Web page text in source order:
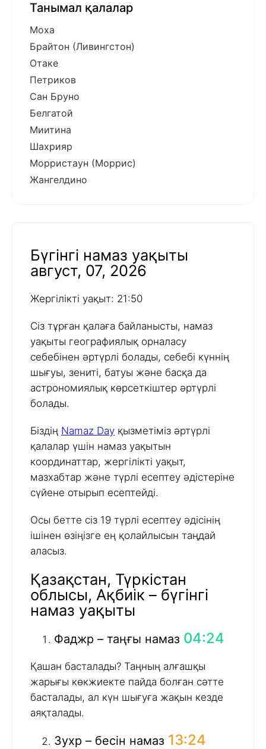
Танымал қалалар
Моха
Брайтон (Ливингстон)
Отаке
Петриков
Сан Бруно
Белгатой
Миитина
Шахрияр
Морристаун (Моррис)
Жангелдино
Бүгінгі намаз уақыты
август, 07, 2026
Жергілікті уақыт: 21:50
Сіз тұрған қалаға байланысты, намаз
уақыты географиялық орналасу
себебінен әртүрлі болады, себебі күннің
шығуы, зениті, батуы және басқа да
астрономиялық көрсеткіштер әртүрлі
болады.
Біздің Namaz Day қызметіміз әртүрлі
қалалар үшін намаз уақытын
координаттар, жергілікті уақыт,
мазхабтар және түрлі есептеу әдістеріне
сүйене отырып есептейді.
Осы бетте сіз 19 түрлі есептеу әдісінің
ішінен өзіңізге ең қолайлысын таңдай
аласыз.
Қазақстан, Түркістан
облысы, Ақбиік – бүгінгі
намаз уақыты
Фаджр – таңғы намаз 04:24
Қашан басталады? Таңның алғашқы
жарығы көкжиекте пайда болған сәтте
басталады, ал күн шығуға жақын кезде
аяқталады.
Зухр – бесін намаз 13:24